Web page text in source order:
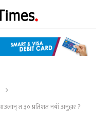
त ३० प्रतिशत नयाँ अनुहार ?